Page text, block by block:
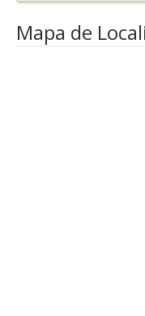
Mapa de